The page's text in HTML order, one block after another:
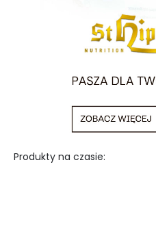
Produkty na czasie: